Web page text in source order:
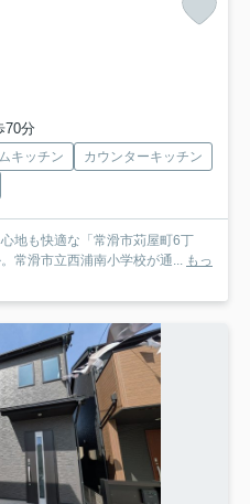
70分
キッチン
カウンターキッチン
地も快適な「常滑市苅屋町6丁
常滑市立西浦南小学校が通...
もっ